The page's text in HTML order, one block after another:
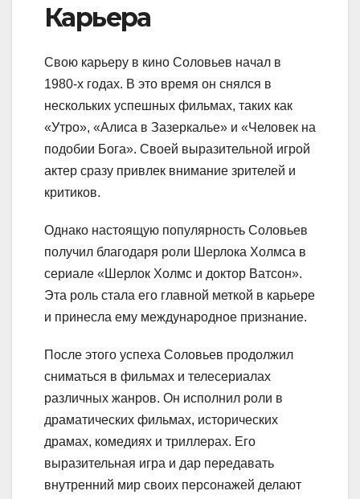
Карьера
Свою карьеру в кино Соловьев начал в
1980-х годах. В это время он снялся в
нескольких успешных фильмах, таких как
«Утро», «Алиса в Зазеркалье» и «Человек на
подобии Бога». Своей выразительной игрой
актер сразу привлек внимание зрителей и
критиков.
Однако настоящую популярность Соловьев
получил благодаря роли Шерлока Холмса в
сериале «Шерлок Холмс и доктор Ватсон».
Эта роль стала его главной меткой в карьере
и принесла ему международное признание.
После этого успеха Соловьев продолжил
сниматься в фильмах и телесериалах
различных жанров. Он исполнил роли в
драматических фильмах, исторических
драмах, комедиях и триллерах. Его
выразительная игра и дар передавать
внутренний мир своих персонажей делают